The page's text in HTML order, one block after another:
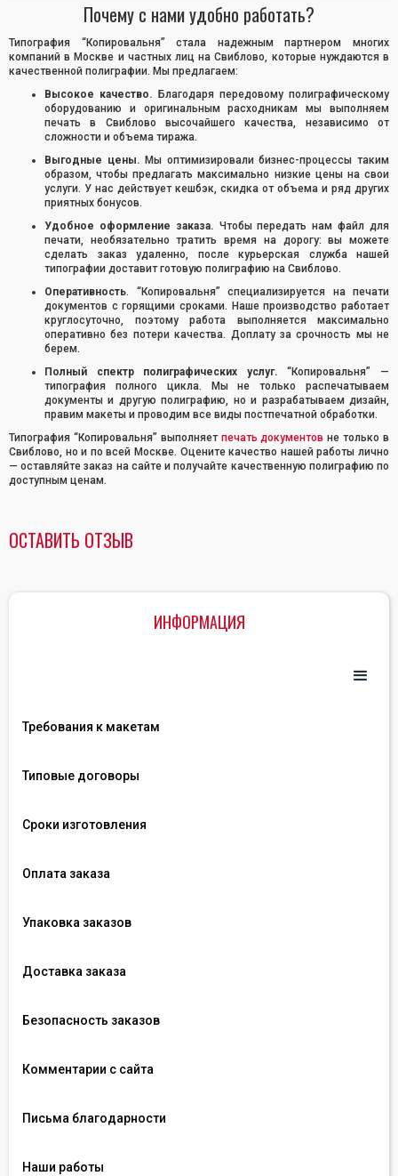
ИНФОРМАЦИЯ
Требования к макетам
Типовые договоры
Сроки изготовления
Оплата заказа
Упаковка заказов
Доставка заказа
Безопасность заказов
Комментарии с сайта
Письма благодарности
Наши работы
Почему с нами удобно работать?
Типография “Копировальня” стала надежным партнером многих
компаний в Москве и частных лиц на Свиблово, которые нуждаются в
качественной полиграфии. Мы предлагаем:
Высокое качество. Благодаря передовому полиграфическому
оборудованию и оригинальным расходникам мы выполняем
печать в Свиблово высочайшего качества, независимо от
сложности и объема тиража.
Выгодные цены. Мы оптимизировали бизнес-процессы таким
образом, чтобы предлагать максимально низкие цены на свои
услуги. У нас действует кешбэк, скидка от объема и ряд других
приятных бонусов.
Удобное оформление заказа. Чтобы передать нам файл для
печати, необязательно тратить время на дорогу: вы можете
сделать заказ удаленно, после курьерская служба нашей
типографии доставит готовую полиграфию на Свиблово.
Оперативность. “Копировальня” специализируется на печати
документов с горящими сроками. Наше производство работает
круглосуточно, поэтому работа выполняется максимально
оперативно без потери качества. Доплату за срочность мы не
берем.
Полный спектр полиграфических услуг. “Копировальня” —
типография полного цикла. Мы не только распечатываем
документы и другую полиграфию, но и разрабатываем дизайн,
правим макеты и проводим все виды постпечатной обработки.
Типография “Копировальня” выполняет печать документов не только в
Свиблово, но и по всей Москве. Оцените качество нашей работы лично
— оставляйте заказ на сайте и получайте качественную полиграфию по
доступным ценам.
ОСТАВИТЬ ОТЗЫВ